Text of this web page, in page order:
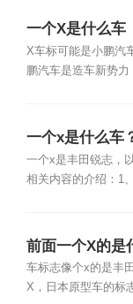
一个X是什么车
X车标可能是小鹏汽
鹏汽车是造车新势力
一个x是什么车
一个x是丰田锐志，
相关内容的介绍：1
前面一个X的是
车标志像个x的是丰
X，日本原型车的标